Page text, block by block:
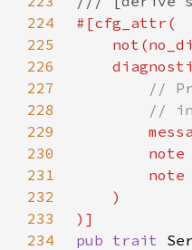
224
225
226
227
228
229
230
note
231
note
232
233
234
pub trait